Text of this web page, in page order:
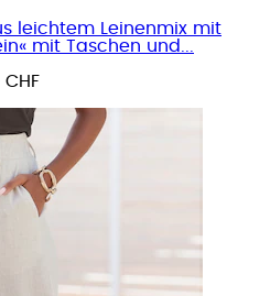
leichtem Leinenmix mit
mit Taschen und...